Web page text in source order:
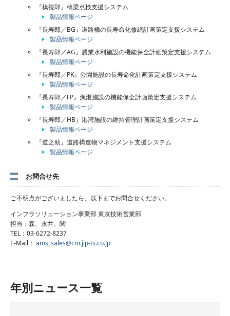
『橋視郎』橋梁点検支援システム
製品情報ページ
『長寿郎／BG』道路橋の長寿命化修繕計画策定支援システム
製品情報ページ
『長寿郎／AG』農業水利施設の機能保全計画策定支援システム
製品情報ページ
『長寿郎／PK』公園施設の長寿命化計画策定支援システム
製品情報ページ
『長寿郎／FP』漁港施設の機能保全計画策定支援システム
製品情報ページ
『長寿郎／HB』港湾施設の維持管理計画策定支援システム
製品情報ページ
『道之助』道路構造物マネジメント支援システム
製品情報ページ
お問合せ先
ご不明点がございましたら、以下までお問合せください。
インフラソリューション事業部 東京技術営業部
担当：森、永井、関
TEL：03-6272-8237
E-Mail： ams_sales@cm.jip-ts.co.jp
年別ニュース一覧